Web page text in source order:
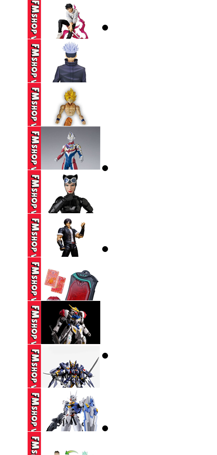
590,000 VND
(NOBOX) SEGA SPM
EVANGELION ...
250,000 VND
(2ND) ICHIBAN KUJI
JUJUTSU ...
650,000 VND
(2ND) BANPRESTO
JUJUTSU KAISEN ...
390,000 VND
(THIẾU HÔNG+CHÂN,
THIẾU CHỐT ...
250,000 VND
(2ND,TRẦY) SHF
ULTRAMAN DECKER
...
(2ND) MAFEX 123
CATWOMAN HUSH ...
1,650,000 VND
(CÓ TT) STORM
COLLECTIBLES TKOF
...
650,000 VND
DX ZEZTZ LICENSE
350,000 VND
(NOBOX-THIẾU PART-
SƠN LẠI) HG ...
270,000 VND
(NOBOX THIẾU PK
TAY) SEMBO ...
160,000 VND